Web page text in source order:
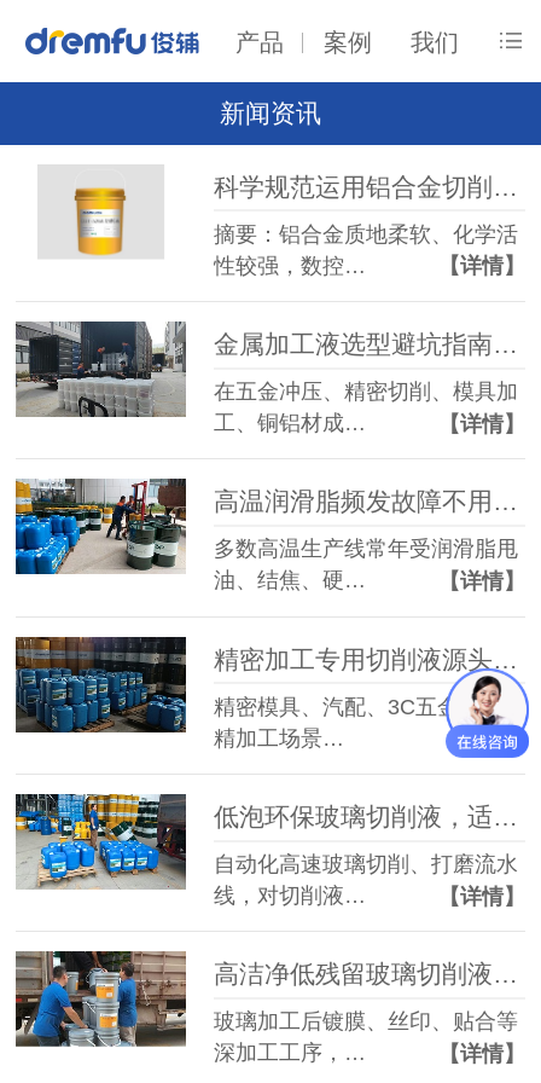
产品 案例 我们
新闻资讯
科学规范运用铝合金切削液，俊辅润滑油一站式方案解决加工各类难题
摘要：铝合金质地柔软、化学活
性较强，数控…
【详情】
金属加工液选型避坑指南：常见工艺难题与高适配厂家怎么选
在五金冲压、精密切削、模具加
工、铜铝材成…
【详情】
高温润滑脂频发故障不用愁，俊辅润滑分工况对症解决方案
多数高温生产线常年受润滑脂甩
油、结焦、硬…
【详情】
精密加工专用切削液源头工厂：精准解决高精切削三大难题
精密模具、汽配、3C五金等高端
精加工场景…
【详情】
低泡环保玻璃切削液，适配自动化玻璃精密生产线
自动化高速玻璃切削、打磨流水
线，对切削液…
【详情】
高洁净低残留玻璃切削液，适配玻璃后续深加工工艺
玻璃加工后镀膜、丝印、贴合等
深加工工序，…
【详情】